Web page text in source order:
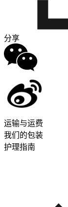
分享
运输与运费
我们的包装
护理指南